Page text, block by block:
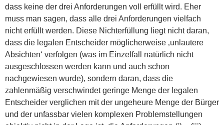
dass keine der drei Anforderungen voll erfüllt wird. Eher
muss man sagen, dass alle drei Anforderungen vielfach
nicht erfüllt werden. Diese Nichterfüllung liegt nicht daran,
dass die legalen Entscheider möglicherweise ‚unlautere
Absichten‘ verfolgen (was im Einzelfall natürlich nicht
ausgeschlossen werden kann und auch schon
nachgewiesen wurde), sondern daran, dass die
zahlenmäßig verschwindet geringe Menge der legalen
Entscheider verglichen mit der ungeheure Menge der Bürger
und der unfassbar vielen komplexen Problemstellungen